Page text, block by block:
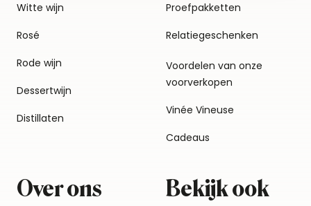
Witte wijn
Rosé
Rode wijn
Dessertwijn
Distillaten
Proefpakketten
Relatiegeschenken
Voordelen van onze
voorverkopen
Vinée Vineuse
Cadeaus
Over ons Bekijk ook